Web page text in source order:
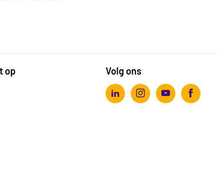
op Volg ons
Actiz linkedinActiz instagram
Actiz youtube
Actiz